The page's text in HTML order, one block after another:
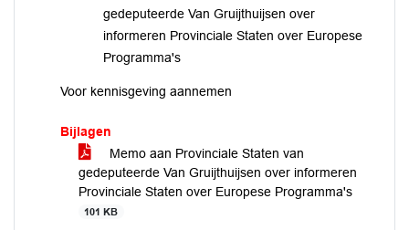
gedeputeerde Van Gruijthuijsen over
informeren Provinciale Staten over Europese
Programma's
Voor kennisgeving aannemen
Bijlagen
Memo aan Provinciale Staten van
gedeputeerde Van Gruijthuijsen over informeren
Provinciale Staten over Europese Programma's
101 KB